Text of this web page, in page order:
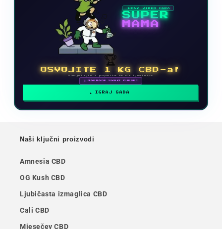
NOVA VIDEO IGRA
SUPER
MAMA
🏆
OSVOJITE 1 KG CBD-a!
Sudjelujte i popnite se na ljestvicu
🗓 NAGRADE SVAKI MJESEC
IGRAJ SADA
Naši ključni proizvodi
Amnesia CBD
OG Kush CBD
Ljubičasta izmaglica CBD
Cali CBD
Mjesečev CBD